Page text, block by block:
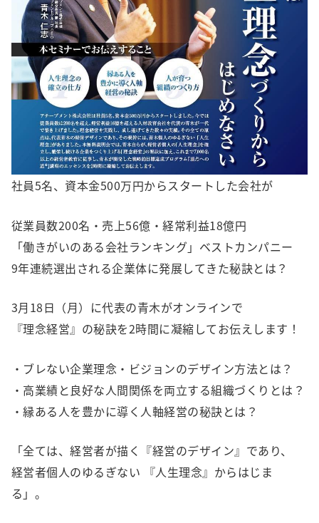
社員5名、資本金500万円からスタートした会社が
従業員数200名・売上56億・経常利益18億円
「働きがいのある会社ランキング」ベストカンパニー
9年連続選出される企業体に発展してきた秘訣とは？
3月18日（月）に代表の青木がオンラインで
『理念経営』の秘訣を2時間に凝縮してお伝えします！
・ブレない企業理念・ビジョンのデザイン方法とは？
・高業績と良好な人間関係を両立する組織づくりとは？
・縁ある人を豊かに導く人軸経営の秘訣とは？
「全ては、経営者が描く『経営のデザイン』であり、
経営者個人のゆるぎない 『人生理念』からはじま
る」。